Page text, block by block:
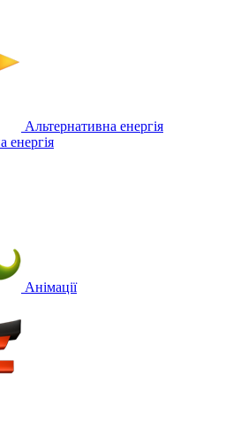
Альтернативна енергія
енергія
Анімації